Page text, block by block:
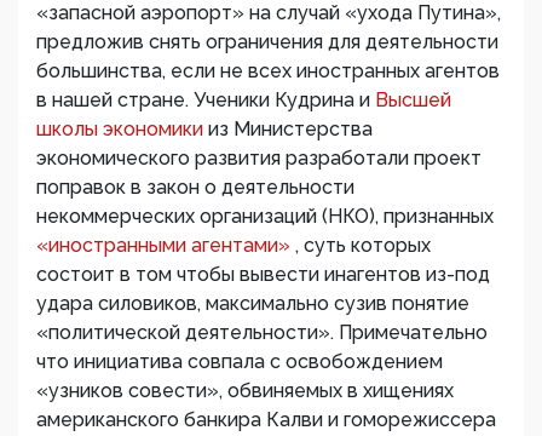
«запасной аэропорт» на случай «ухода Путина»,
предложив снять ограничения для деятельности
большинства, если не всех иностранных агентов
в нашей стране. Ученики Кудрина и Высшей
школы экономики из Министерства
экономического развития разработали проект
поправок в закон о деятельности
некоммерческих организаций (НКО), признанных
«иностранными агентами» , суть которых
состоит в том чтобы вывести инагентов из-под
удара силовиков, максимально сузив понятие
«политической деятельности». Примечательно
что инициатива совпала с освобождением
«узников совести», обвиняемых в хищениях
американского банкира Калви и гоморежиссера